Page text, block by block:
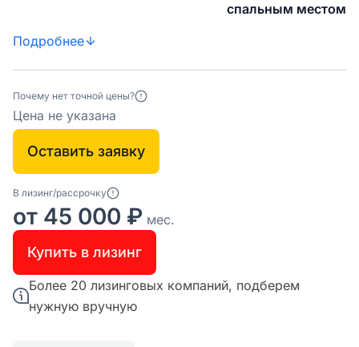
спальным местом
Подробнее
Почему нет точной цены?
Цена не указана
Оставить заявку
В лизинг/рассрочку
от 45 000 ₽ мес.
Купить в лизинг
Более 20 лизинговых компаний, подберем
нужную вручную